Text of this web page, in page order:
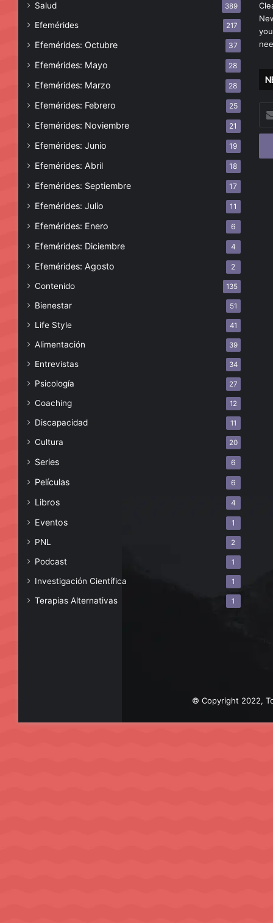
Salud 389
Efemérides 217
Efemérides: Octubre 37
Efemérides: Mayo 28
Efemérides: Marzo 28
Efemérides: Febrero 25
Efemérides: Noviembre 21
Efemérides: Junio 19
Efemérides: Abril 18
Efemérides: Septiembre 17
Efemérides: Julio 11
Efemérides: Enero 6
Efemérides: Diciembre 4
Efemérides: Agosto 2
Contenido 135
Bienestar 51
Life Style 41
Alimentación 39
Entrevistas 34
Psicología 27
Coaching 12
Discapacidad 11
Cultura 20
Series 6
Películas 6
Libros 4
Eventos 1
PNL 2
Podcast 1
Investigación Científica 1
Terapias Alternativas 1
© Copyright 2022,